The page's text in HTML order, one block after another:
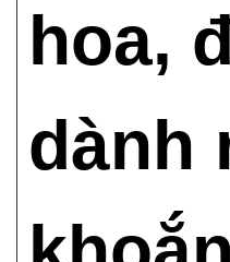
hoa,
dành